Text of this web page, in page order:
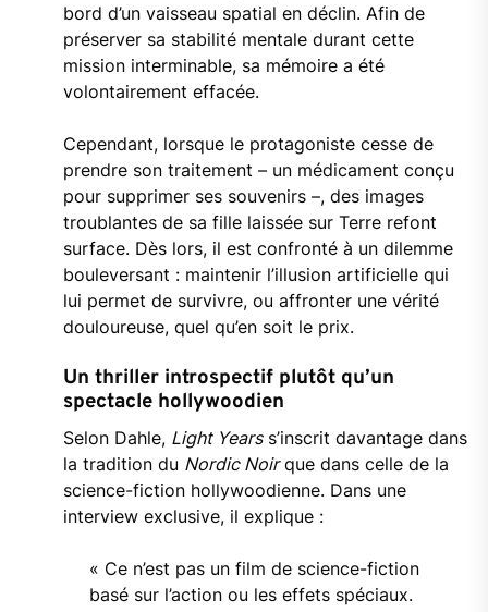
bord d’un vaisseau spatial en déclin. Afin de
préserver sa stabilité mentale durant cette
mission interminable, sa mémoire a été
volontairement effacée.
Cependant, lorsque le protagoniste cesse de
prendre son traitement – un médicament conçu
pour supprimer ses souvenirs –, des images
troublantes de sa fille laissée sur Terre refont
surface. Dès lors, il est confronté à un dilemme
bouleversant : maintenir l’illusion artificielle qui
lui permet de survivre, ou affronter une vérité
douloureuse, quel qu’en soit le prix.
Un thriller introspectif plutôt qu’un
spectacle hollywoodien
Selon Dahle, Light Yearss’inscrit davantage dans
la tradition du Nordic Noirque dans celle de la
science-fiction hollywoodienne. Dans une
interview exclusive, il explique :
« Ce n’est pas un film de science-fiction
basé sur l’action ou les effets spéciaux.